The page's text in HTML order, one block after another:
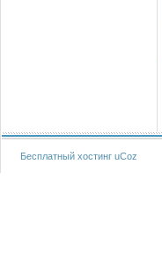
Бесплатный хостинг uCoz